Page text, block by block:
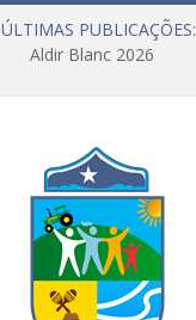
ÚLTIMAS PUBLICAÇÕES:
Aldir Blanc 2026